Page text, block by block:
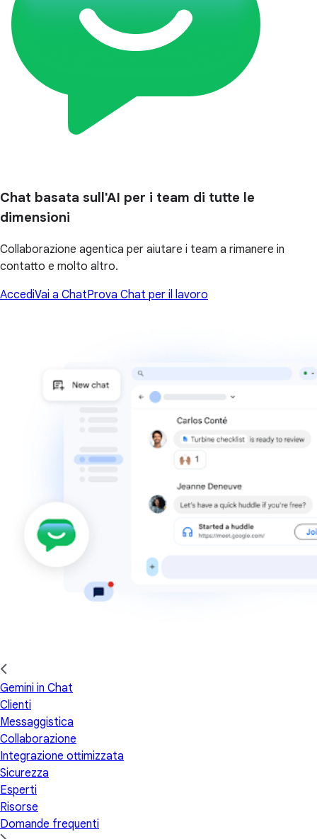
Chat basata sull'AI per i team di tutte le
dimensioni
Collaborazione agentica per aiutare i team a rimanere in
contatto e molto altro.
AccediVai a ChatProva Chat per il lavoro
Gemini in Chat
Clienti
Messaggistica
Collaborazione
Integrazione ottimizzata
Sicurezza
Esperti
Risorse
Domande frequenti